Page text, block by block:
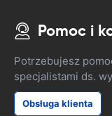
Pomoc i
Potrzebujesz
specjalistami ds.
Obsługa klienta